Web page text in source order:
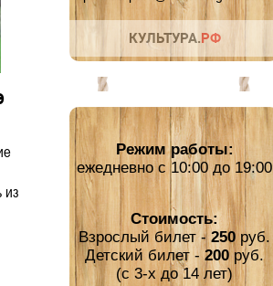
из
Режим работы:
ежедневно с 10:00 до 19:00
Стоимость:
Взрослый билет - 250 руб.
Детский билет -200руб.
(с 3-х до 14 лет)